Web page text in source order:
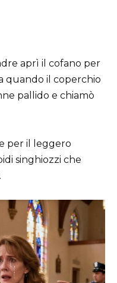
aprì il cofano per
quando il coperchio
pallido e chiamò
per il leggero
singhiozzi che